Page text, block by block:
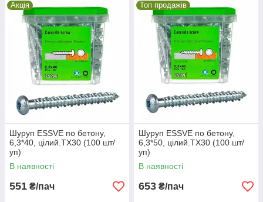
Акція
Шуруп ESSVE по бетону,
6,3*40, цілий.ТХ30 (100 шт/
уп)
В наявності
551 ₴/пач
Топ продажів
Шуруп ESSVE по бетону,
6,3*50, цілий.ТХ30 (100 шт/
уп)
В наявності
653 ₴/пач